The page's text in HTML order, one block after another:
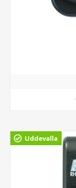
Uddevalla